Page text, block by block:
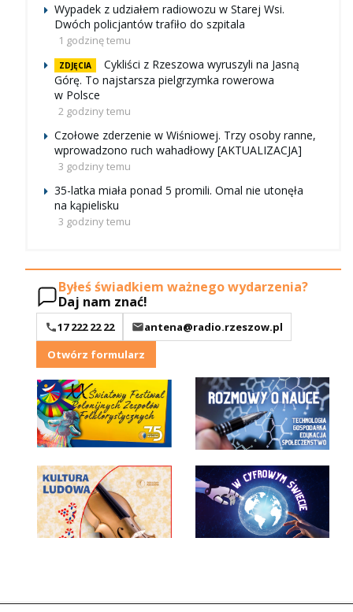
Wypadek z udziałem radiowozu w Starej Wsi.
Dwóch policjantów trafiło do szpitala
1 godzinę temu
ZDJĘCIA
Cykliści z Rzeszowa wyruszyli na Jasną
Górę. To najstarsza pielgrzymka rowerowa
w Polsce
2 godziny temu
Czołowe zderzenie w Wiśniowej. Trzy osoby ranne,
wprowadzono ruch wahadłowy [AKTUALIZACJA]
3 godziny temu
35-latka miała ponad 5 promili. Omal nie utonęła
na kąpielisku
3 godziny temu
Byłeś świadkiem ważnego wydarzenia?
Daj nam znać!
17 222 22 22
antena@radio.rzeszow.pl
Otwórz formularz